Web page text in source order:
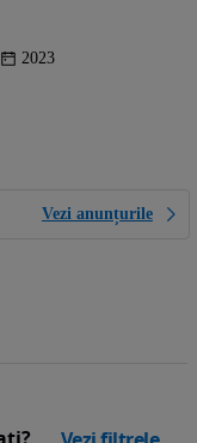
2023
Vezi anunțurile